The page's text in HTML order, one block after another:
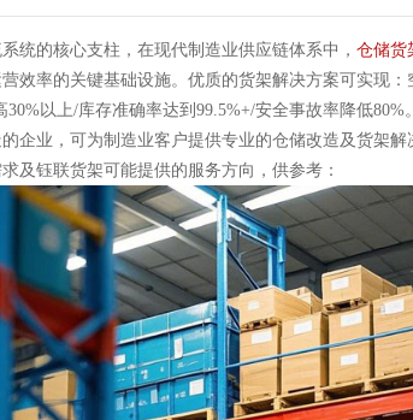
统的核心支柱， 在现代制造业供应链体系中， 仓储货
效率的关键基础设施。优质的货架解决方案可实现：
以上/库存准确率达到99.5%+/安全事故率降低80%。
企业，可为制造业客户提供专业的仓储改造及货架解
及钰联货架可能提供的服务方向，供参考：